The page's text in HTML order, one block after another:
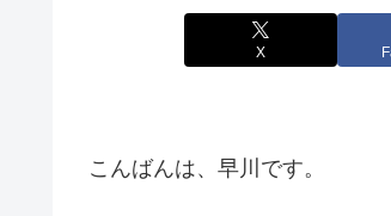
X
こんばんは、早川です。